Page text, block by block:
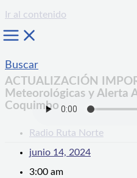
Ir al contenido
Buscar
ACTUALIZACIÓN
Meteorológicas y Alerta
Coquimbo
Radio Ruta Norte
junio 14, 2024
3:00 am